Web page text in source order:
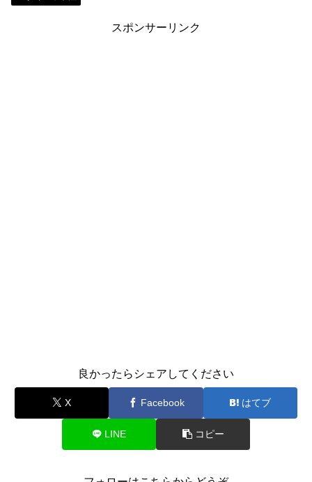
スポンサーリンク
良かったらシェアしてください
X Facebook はてブ
LINE コピー